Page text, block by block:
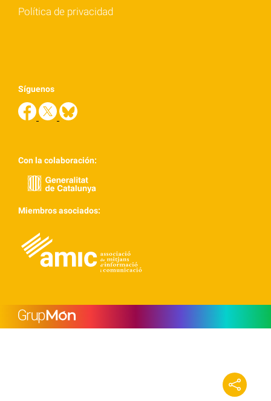
Política de privacidad
Síguenos
Con la colaboración:
Miembros asociados: